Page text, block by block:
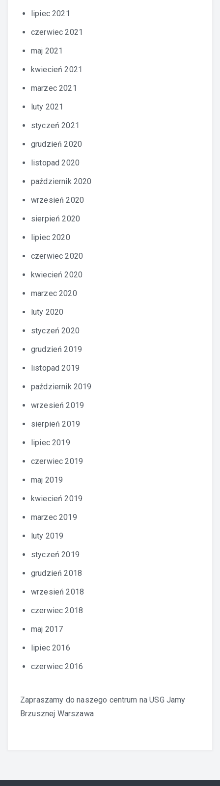
lipiec 2021
czerwiec 2021
maj 2021
kwiecień 2021
marzec 2021
luty 2021
styczeń 2021
grudzień 2020
listopad 2020
październik 2020
wrzesień 2020
sierpień 2020
lipiec 2020
czerwiec 2020
kwiecień 2020
marzec 2020
luty 2020
styczeń 2020
grudzień 2019
listopad 2019
październik 2019
wrzesień 2019
sierpień 2019
lipiec 2019
czerwiec 2019
maj 2019
kwiecień 2019
marzec 2019
luty 2019
styczeń 2019
grudzień 2018
wrzesień 2018
czerwiec 2018
maj 2017
lipiec 2016
czerwiec 2016
Zapraszamy do naszego centrum naUSG Jamy
Brzusznej Warszawa